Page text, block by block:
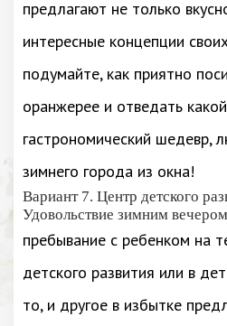
предлагают не только
интересные концепции
подумайте, как приятно
оранжерее и отведать
гастрономический шедевр,
зимнего города из окна!
Вариант 7. Центр детского
Удовольствие зимним
пребывание с ребенком на
детского развития или в
то, и другое в избытке